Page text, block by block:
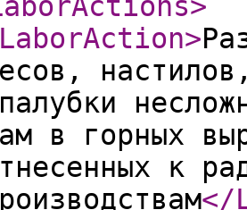
>
в горных
к
</